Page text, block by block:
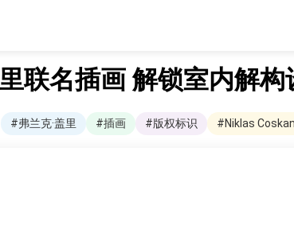
联名插画 解锁室内解
#弗兰克·盖里 #插画 #版权标识 #Niklas